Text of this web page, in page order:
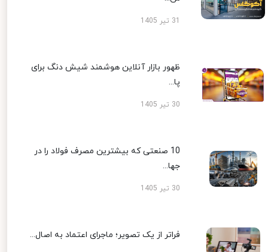
ظهور بازار آنلاین هوشمند شیش دنگ برای
پا...
30 تیر 1405
10 صنعتی که بیشترین مصرف فولاد را در
جها...
30 تیر 1405
فراتر از یک تصویر؛ ماجرای اعتماد به اصال...